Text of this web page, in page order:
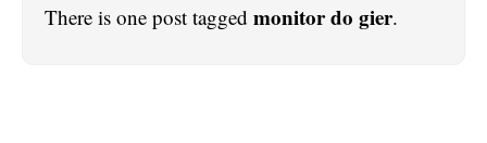
There is one post tagged monitor do gier.